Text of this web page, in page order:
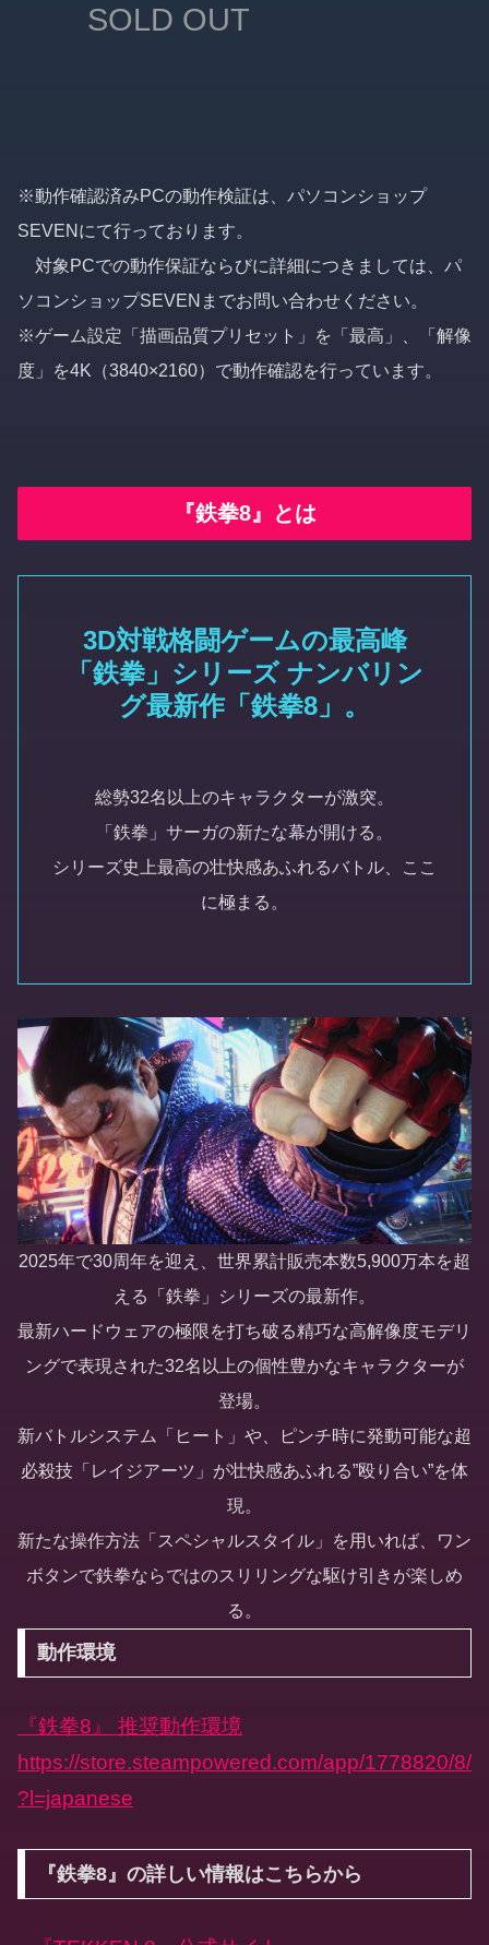
SOLD OUT
※動作確認済みPCの動作検証は、パソコンショップ
SEVENにて行っております。
対象PCでの動作保証ならびに詳細につきましては、パ
ソコンショップSEVENまでお問い合わせください。
※ゲーム設定「描画品質プリセット」を「最高」、「解像
度」を4K（3840×2160）で動作確認を行っています。
『鉄拳8』とは
3D対戦格闘ゲームの最高峰
「鉄拳」シリーズ ナンバリン
グ最新作「鉄拳8」。
総勢32名以上のキャラクターが激突。
「鉄拳」サーガの新たな幕が開ける。
シリーズ史上最高の壮快感あふれるバトル、ここ
に極まる。
2025年で30周年を迎え、世界累計販売本数5,900万本を超
える「鉄拳」シリーズの最新作。
最新ハードウェアの極限を打ち破る精巧な高解像度モデリ
ングで表現された32名以上の個性豊かなキャラクターが
登場。
新バトルシステム「ヒート」や、ピンチ時に発動可能な超
必殺技「レイジアーツ」が壮快感あふれる”殴り合い”を体
現。
新たな操作方法「スペシャルスタイル」を用いれば、ワン
ボタンで鉄拳ならではのスリリングな駆け引きが楽しめ
る。
動作環境
『鉄拳8』 推奨動作環境
https://store.steampowered.com/app/1778820/8/
?l=japanese
『鉄拳8』の詳しい情報はこちらから